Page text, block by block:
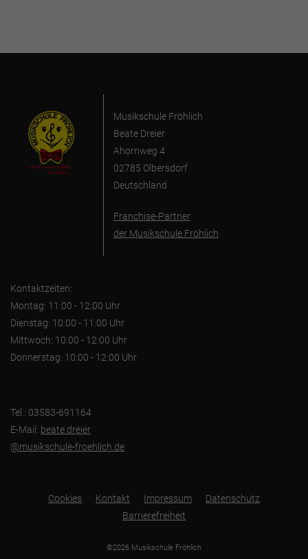
Musikschule Fröhlich
Beate Dreier
Ahornweg 4
02785 Olbersdorf
Deutschland
Franchise-Partner
der Musikschule Fröhlich
Kontaktzeiten:
Montag: 11:00 - 12:00 Uhr
Dienstag: 10:00 - 11:00 Uhr
Mittwoch: 10:00 - 12:00 Uhr
Donnerstag: 10:00 - 12:00 Uhr
Tel.: 03583-691164
E-Mail: beate.dreier
@musikschule-froehlich.de
Cookies Kontakt Impressum
Datenschutz
Barrierefreiheit
©2026 Musikschule Fröhlich